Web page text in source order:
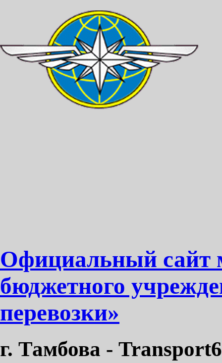
Официальный сайт
бюджетного
перевозки»
г. Тамбова -